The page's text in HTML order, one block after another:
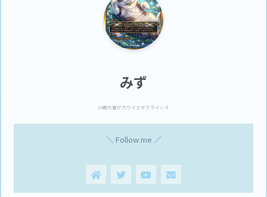
みず
23歳の猫がカワイスギクライシス
＼ Follow me ／